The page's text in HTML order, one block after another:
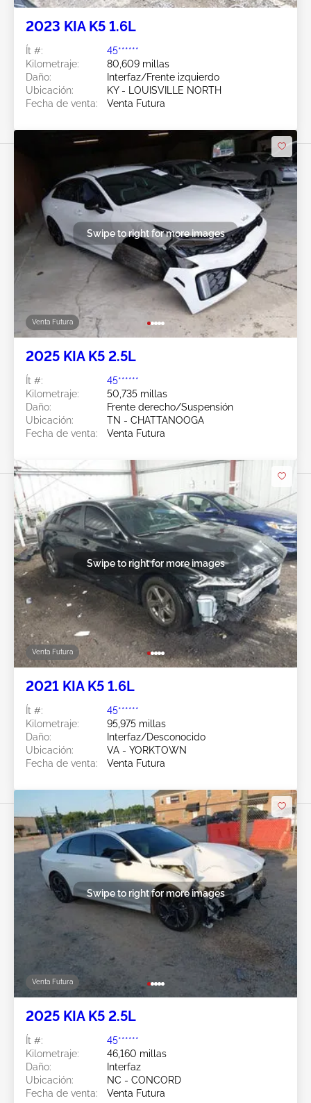
2023 KIA K5 1.6L
Ít #:
45******
Kilometraje:
80,609 millas
Daño:
Interfaz/Frente izquierdo
Ubicación:
KY - LOUISVILLE NORTH
Fecha de venta:
Venta Futura
Venta Futura
Swipe to right for more images
2025 KIA K5 2.5L
Ít #:
45******
Kilometraje:
50,735 millas
Daño:
Frente derecho/Suspensión
Ubicación:
TN - CHATTANOOGA
Fecha de venta:
Venta Futura
Venta Futura
Swipe to right for more images
2021 KIA K5 1.6L
Ít #:
45******
Kilometraje:
95,975 millas
Daño:
Interfaz/Desconocido
Ubicación:
VA - YORKTOWN
Fecha de venta:
Venta Futura
Venta Futura
Swipe to right for more images
2025 KIA K5 2.5L
Ít #:
45******
Kilometraje:
46,160 millas
Daño:
Interfaz
Ubicación:
NC - CONCORD
Fecha de venta:
Venta Futura